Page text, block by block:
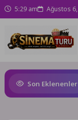
5:29 am Ağustos
Son Eklenenler
Cup Heyecanı